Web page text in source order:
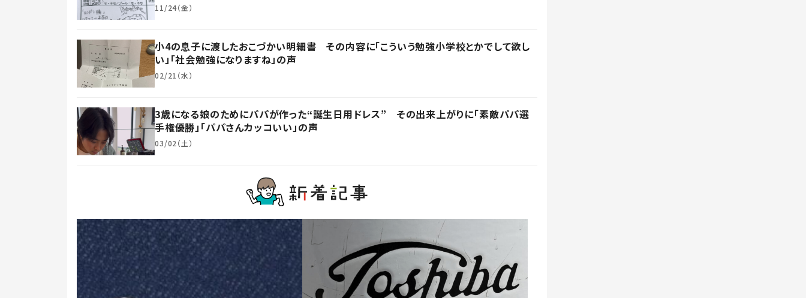
11/24（金）
小4の息子に渡したおこづかい明細書 その内容に「こういう勉強小学校とかでして欲し
い」「社会勉強になりますね」の声
02/21（水）
3歳になる娘のためにパパが作った“誕生日用ドレス” その出来上がりに「素敵パパ選
手権優勝」「パパさんカッコいい」の声
03/02（土）